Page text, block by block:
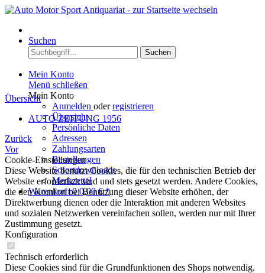
Suchen
Suchen
Mein Konto
Menü schließen
Mein Konto
Anmelden oderregistrieren
Übersicht
Persönliche Daten
Adressen
Zahlungsarten
Bestellungen
Sofortdownloads
Merkzettel
Warenkorb0 0,00 € *
Übersicht
AUTO ZEITUNG 1956
Zurück
Vor
Cookie-Einstellungen
Diese Website benutzt Cookies, die für den technischen Betrieb der
Website erforderlich sind und stets gesetzt werden. Andere Cookies,
die den Komfort bei Benutzung dieser Website erhöhen, der
Direktwerbung dienen oder die Interaktion mit anderen Websites
und sozialen Netzwerken vereinfachen sollen, werden nur mit Ihrer
Zustimmung gesetzt.
Konfiguration
Technisch erforderlich
Diese Cookies sind für die Grundfunktionen des Shops notwendig.